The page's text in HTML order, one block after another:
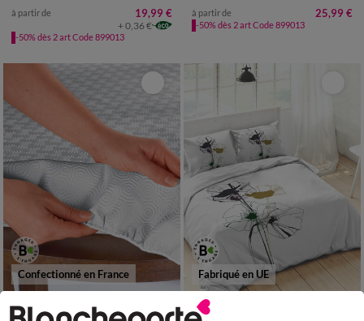
à partir de 19,99 €
+ 0,36 €
-50% dès 2 art Code 899013
à partir de 25,99 €
-50% dès 2 art Code 899013
Confectionné en France Fabriqué en UE